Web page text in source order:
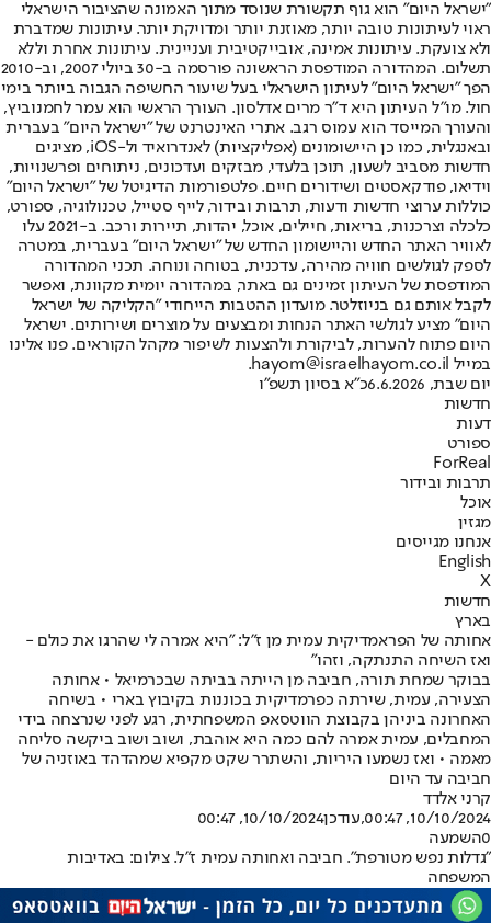
"ישראל היום" הוא גוף תקשורת שנוסד מתוך האמונה שהציבור הישראלי
ראוי לעיתונות טובה יותר, מאוזנת יותר ומדויקת יותר. עיתונות שמדברת
ולא צועקת. עיתונות אמינה, אובייקטיבית ועניינית. עיתונות אחרת וללא
תשלום. המהדורה המודפסת הראשונה פורסמה ב-30 ביולי 2007, וב-2010
הפך "ישראל היום" לעיתון הישראלי בעל שיעור החשיפה הגבוה ביותר בימי
חול. מו"ל העיתון היא ד"ר מרים אדלסון. העורך הראשי הוא עמר לחמנוביץ,
והעורך המייסד הוא עמוס רגב. אתרי האינטרנט של "ישראל היום" בעברית
ובאנגלית, כמו כן היישומונים (אפליקציות) לאנדרואיד ול-iOS, מציגים
חדשות מסביב לשעון, תוכן בלעדי, מבזקים ועדכונים, ניתוחים ופרשנויות,
וידיאו, פודקאסטים ושידורים חיים. פלטפורמות הדיגיטל של "ישראל היום"
כוללות ערוצי חדשות ודעות, תרבות ובידור, לייף סטייל, טכנולוגיה, ספורט,
כלכלה וצרכנות, בריאות, חיילים, אוכל, יהדות, תיירות ורכב. ב-2021 עלו
לאוויר האתר החדש והיישומון החדש של "ישראל היום" בעברית, במטרה
לספק לגולשים חוויה מהירה, עדכנית, בטוחה ונוחה. תכני המהדורה
המודפסת של העיתון זמינים גם באתר, במהדורה יומית מקוונת, ואפשר
לקבל אותם גם בניוזלטר. מועדון ההטבות הייחודי "הקליקה של ישראל
היום" מציע לגולשי האתר הנחות ומבצעים על מוצרים ושירותים. ישראל
היום פתוח להערות, לביקורת ולהצעות לשיפור מקהל הקוראים. פנו אלינו
במייל hayom@israelhayom.co.il.
יום שבת, 6.6.2026
כ"א בסיון תשפ"ו
חדשות
דעות
ספורט
ForReal
תרבות ובידור
אוכל
מגזין
אנחנו מגייסים
English
X
חדשות
בארץ
אחותה של הפראמדיקית עמית מן ז"ל: "היא אמרה לי שהרגו את כולם -
ואז השיחה התנתקה, וזהו"
בבוקר שמחת תורה, חביבה מן הייתה בביתה שבכרמיאל • אחותה
הצעירה, עמית, שירתה כפרמדיקית בכוננות בקיבוץ בארי • בשיחה
האחרונה ביניהן בקבוצת הווטסאפ המשפחתית, רגע לפני שנרצחה בידי
המחבלים, עמית אמרה להם כמה היא אוהבת, ושוב ושוב ביקשה סליחה
מאמה • ואז נשמעו היריות, והשתרר שקט מקפיא שמהדהד באוזניה של
חביבה עד היום
קרני אלדד
10/10/2024, 00:47
,עודכן10/10/2024, 00:47
0השמעה
"גדלות נפש מטורפת". חביבה ואחותה עמית ז"ל. צילום: באדיבות
המשפחה